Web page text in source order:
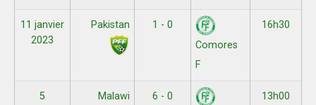
11 janvier
2023
Pakistan
1 - 0
Comores
F
16h30
5
Malawi
6 - 0
13h00